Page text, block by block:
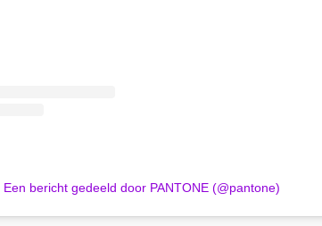
Een bericht gedeeld door PANTONE (@pantone)